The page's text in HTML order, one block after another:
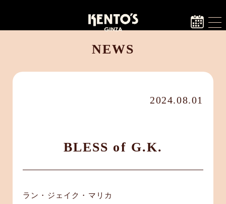
NEWS
2024.08.01
BLESS of G.K.
ラン・ジェイク・マリカ